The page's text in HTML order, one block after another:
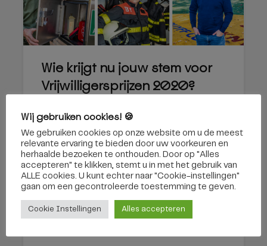
Wie krijgt nu jouw stem voor
Vrijwilligersprijzen 2020?
Verbeeten Challenge: Samen
sportief tegen kanker
Wij gebruiken cookies! 🍪
We gebruiken cookies op onze website om u de meest
relevante ervaring te bieden door uw voorkeuren en
herhaalde bezoeken te onthouden. Door op "Alles
accepteren" te klikken, stemt u in met het gebruik van
ALLE cookies. U kunt echter naar "Cookie-instellingen"
gaan om een ​​gecontroleerde toestemming te geven.
Cookie Instellingen Alles accepteren